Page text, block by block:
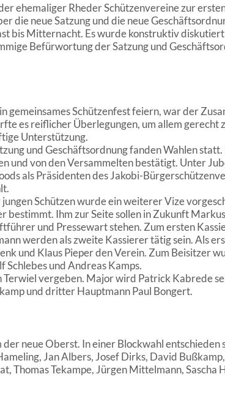
ehemaliger Rheder Schützenvereine zur
die neue Satzung und die neue
bis Mitternacht. Es wurde konstruktiv
Befürwortung der Satzung und
gemeinsames Schützenfest feiern, war der
es reiflicher Überlegungen, um allem gerecht
Unterstützung.
und Geschäftsordnung fanden Wahlen
und von den Versammelten bestätigt. Unter
als Präsidenten des Jakobi-
Schützen wurde ein weiterer Vize
bestimmt. Ihm zur Seite sollen in Zukunft
und Pressewart stehen. Zum ersten
werden als zweite Kassierer tätig sein. Als
und Klaus Pieper den Verein. Zum Beisitzer
und Andreas Kamps.
Terwiel vergeben. Major wird Patrick Kabrede
und dritter Hauptmann Paul Bongert.
neue Oberst. In einer Blockwahl entschieden
Jan Albers, Josef Dirks, David
Thomas Tekampe, Jürgen Mittelmann, Sascha